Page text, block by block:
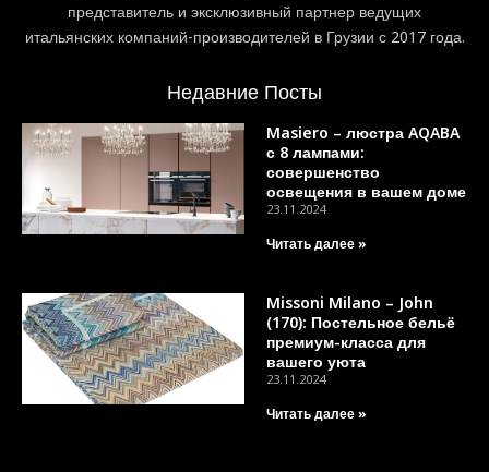
представитель и эксклюзивный партнер ведущих
итальянских компаний-производителей в Грузии с 2017 года.
Недавние Посты
Masiero – люстра AQABA
с 8 лампами:
совершенство
освещения в вашем доме
23.11.2024
Читать далее »
Missoni Milano – John
(170): Постельное бельё
премиум-класса для
вашего уюта
23.11.2024
Читать далее »